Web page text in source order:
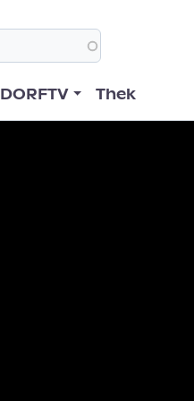
DORFTV Thek